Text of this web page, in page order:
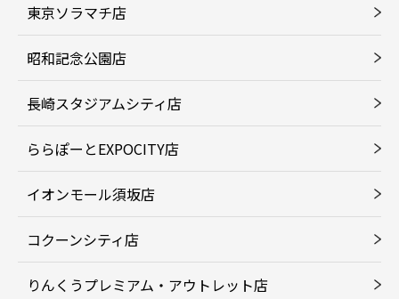
東京ソラマチ店
昭和記念公園店
長崎スタジアムシティ店
ららぽーとEXPOCITY店
イオンモール須坂店
コクーンシティ店
りんくうプレミアム・アウトレット店